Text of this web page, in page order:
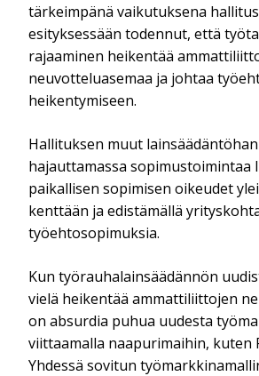
tärkeimpänä vaikutuksena
esityksessään todennut, että
rajaaminen heikentää
neuvotteluasemaa ja johtaa
heikentymiseen.
Hallituksen muut
hajauttamassa sopimustoimintaa
paikallisen sopimisen oikeudet
kenttään ja edistämällä
työehtosopimuksia.
Kun työrauhalainsäädännön
vielä heikentää ammattiliittojen
on absurdia puhua uudesta
viittaamalla naapurimaihin, kuten
Yhdessä sovitun